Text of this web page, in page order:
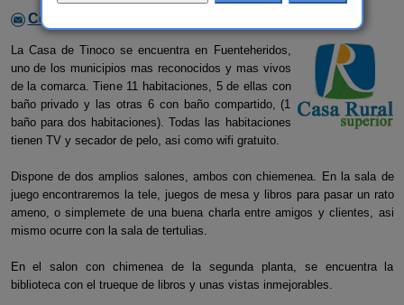
Contactar con el alojamiento
La Casa de Tinoco se encuentra en Fuenteheridos,
uno de los municipios mas reconocidos y mas vivos
de la comarca. Tiene 11 habitaciones, 5 de ellas con
baño privado y las otras 6 con baño compartido, (1
baño para dos habitaciones). Todas las habitaciones
tienen TV y secador de pelo, asi como wifi gratuito.
Dispone de dos amplios salones, ambos con chiemenea. En la sala de
juego encontraremos la tele, juegos de mesa y libros para pasar un rato
ameno, o simplemete de una buena charla entre amigos y clientes, asi
mismo ocurre con la sala de tertulias.
En el salon con chimenea de la segunda planta, se encuentra la
biblioteca con el trueque de libros y unas vistas inmejorables.